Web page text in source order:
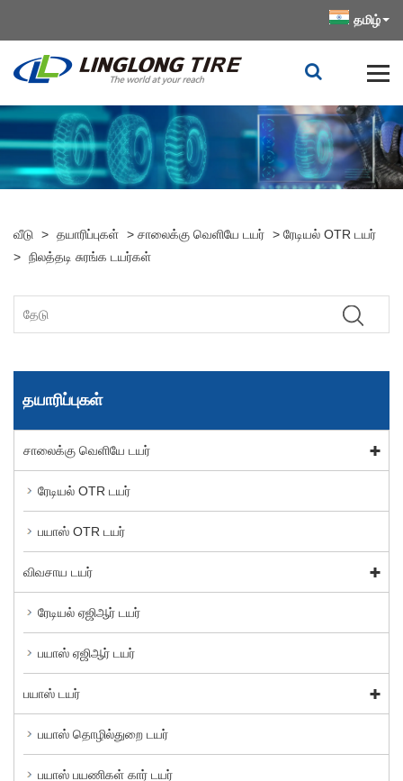
தமிழ்
வீடு > தயாரிப்புகள் > சாலைக்கு வெளியே டயர் > ரேடியல் OTR டயர்
> நிலத்தடி சுரங்க டயர்கள்
தயாரிப்புகள்
சாலைக்கு வெளியே டயர்
ரேடியல் OTR டயர்
பயாஸ் OTR டயர்
விவசாய டயர்
ரேடியல் ஏஜிஆர் டயர்
பயாஸ் ஏஜிஆர் டயர்
பயாஸ் டயர்
பயாஸ் தொழில்துறை டயர்
பயாஸ் பயணிகள் கார் டயர்